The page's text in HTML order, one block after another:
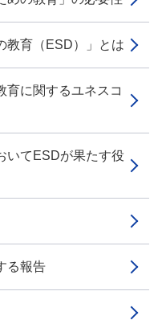
育（ESD）」とは
に関するユネスコ
てESDが果たす役
る報告